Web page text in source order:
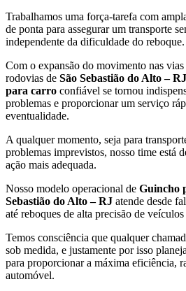
Trabalhamos uma força-tarefa com
de ponta para assegurar um transporte
independente da dificuldade do reboque.
Com o expansão do movimento nas vias
rodovias de São Sebastião do Alto – RJ
para carro confiável se tornou
problemas e proporcionar um serviço
eventualidade.
A qualquer momento, seja para
problemas imprevistos, nosso time está
ação mais adequada.
Nosso modelo operacional de Guincho
Sebastião do Alto – RJ atende desde
até reboques de alta precisão de veículos
Temos consciência que qualquer
sob medida, e justamente por isso
para proporcionar a máxima eficiência,
automóvel.